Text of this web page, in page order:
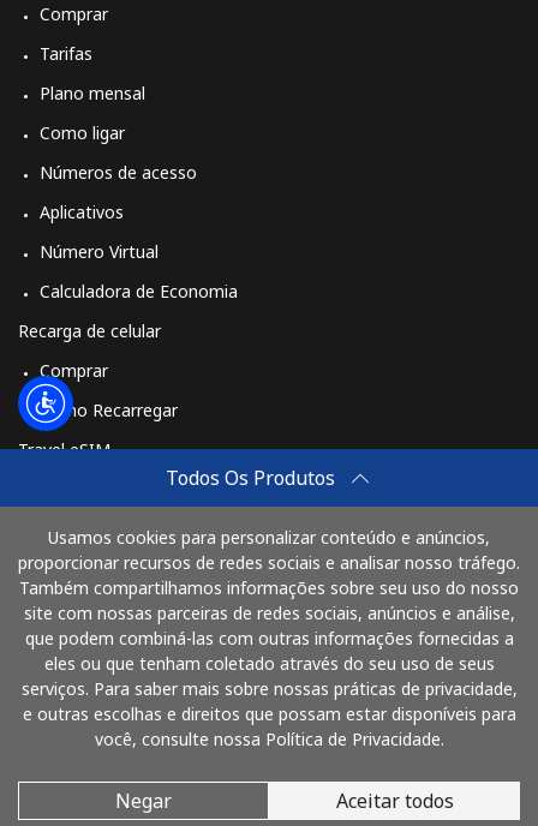
Todos Os Produtos
Usamos cookies para personalizar conteúdo e anúncios,
proporcionar recursos de redes sociais e analisar nosso tráfego.
Também compartilhamos informações sobre seu uso do nosso
site com nossas parceiras de redes sociais, anúncios e análise,
que podem combiná-las com outras informações fornecidas a
eles ou que tenham coletado através do seu uso de seus
serviços. Para saber mais sobre nossas práticas de privacidade,
e outras escolhas e direitos que possam estar disponíveis para
você, consulte nossa Política de Privacidade.
Negar Aceitar todos
Comprar
Tarifas
Plano mensal
Como ligar
Números de acesso
Aplicativos
Número Virtual
Calculadora de Economia
Recarga de celular
Comprar
Como Recarregar
Travel eSIM
Como funciona
Pague com
© 2026 LigaProBrasil